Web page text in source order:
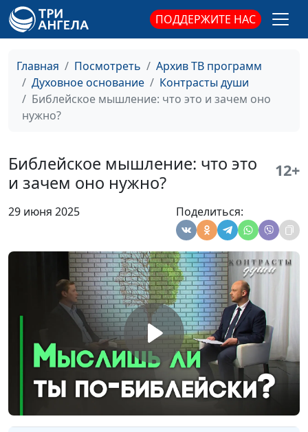
ПОДДЕРЖИТЕ НАС
Главная Посмотреть
Архив ТВ программ
Духовное основание
Контрасты души
Библейское мышление: что это и зачем оно
нужно?
Библейское мышление: что это
и зачем оно нужно?
12+
29 июня 2025 Поделиться:
проректор ЗАУ по
научной работе
Как контролировать
свои мысли
Игорь Кириченко,
Дмитрий Фокин,
магистр богословия,
научной работе
Подсознание и
Игорь Кириченко,
магистр богословия,
кандидат
исторических наук,
проректор ЗАУ по
научной работе
Мысли и действия: есть
Игорь Кириченко,
Дмитрий Фокин,
магистр богословия,
кандидат
исторических наук,
проректор ЗАУ по
научной работе